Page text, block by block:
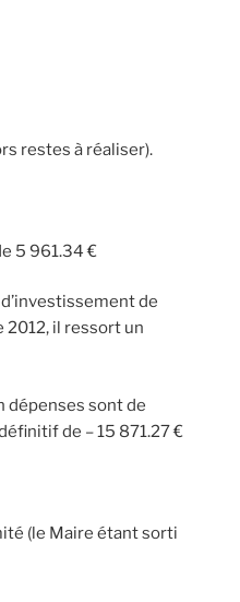
restes à réaliser).
5 961.34 €
de
2012, il ressort un
dépenses sont de
de – 15 871.27 €
(le Maire étant sorti